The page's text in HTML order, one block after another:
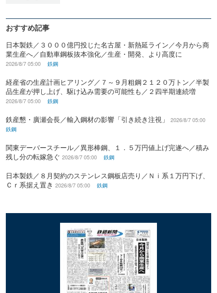
おすすめ記事
日本製鉄／３０００億円投じた名古屋・新熱延ライン／今月から商
業生産へ／自動車鋼板抜本強化／生産・開発、より高度に
2026/8/7 05:00 鉄鋼
経産省の生産計画ヒアリング／７～９月粗鋼２１２０万トン／半製
品生産が押し上げ、駆け込み需要の可能性も／２四半期連続増
2026/8/7 05:00 鉄鋼
鉄産懇・廣瀬会長／輸入鋼材の影響「引き続き注視」
2026/8/7 05:00
鉄鋼
関東デーバースチール／異形棒鋼、１．５万円値上げ完遂へ／積み
残し分の転嫁急ぐ 2026/8/7 05:00 鉄鋼
日本製鉄／８月契約のステンレス鋼板店売り／Ｎｉ系１万円下げ、
Ｃｒ系据え置き 2026/8/7 05:00 鉄鋼